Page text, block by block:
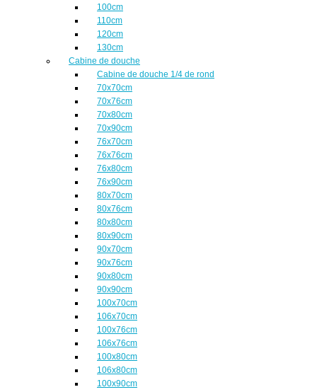
100cm
110cm
120cm
130cm
Cabine de douche
Cabine de douche 1/4 de rond
70x70cm
70x76cm
70x80cm
70x90cm
76x70cm
76x76cm
76x80cm
76x90cm
80x70cm
80x76cm
80x80cm
80x90cm
90x70cm
90x76cm
90x80cm
90x90cm
100x70cm
106x70cm
100x76cm
106x76cm
100x80cm
106x80cm
100x90cm